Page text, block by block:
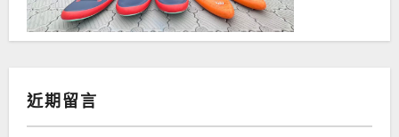
近期留言